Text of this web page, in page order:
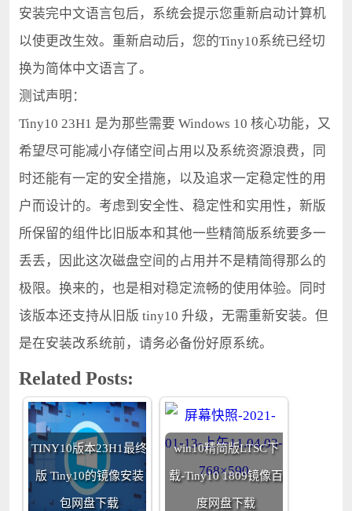
安装完中文语言包后，系统会提示您重新启动计算机
以使更改生效。重新启动后，您的Tiny10系统已经切
换为简体中文语言了。
测试声明：
Tiny10 23H1 是为那些需要 Windows 10 核心功能，又
希望尽可能减小存储空间占用以及系统资源浪费，同
时还能有一定的安全措施，以及追求一定稳定性的用
户而设计的。考虑到安全性、稳定性和实用性，新版
所保留的组件比旧版本和其他一些精简版系统要多一
丢丢，因此这次磁盘空间的占用并不是精简得那么的
极限。换来的，也是相对稳定流畅的使用体验。同时
该版本还支持从旧版 tiny10 升级，无需重新安装。但
是在安装改系统前，请务必备份好原系统。
Related Posts:
TINY10版本23H1最终
版 Tiny10的镜像安装
包网盘下载
win10精简版LTSC下
载-Tiny10 1809镜像百
度网盘下载